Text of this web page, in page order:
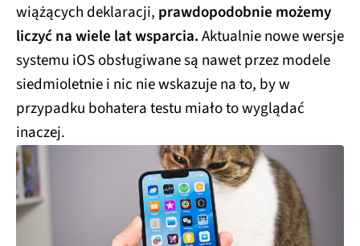
wiążących deklaracji, prawdopodobnie możemy
liczyć na wiele lat wsparcia.Aktualnie nowe wersje
systemu iOS obsługiwane są nawet przez modele
siedmioletnie i nic nie wskazuje na to, by w
przypadku bohatera testu miało to wyglądać
inaczej.